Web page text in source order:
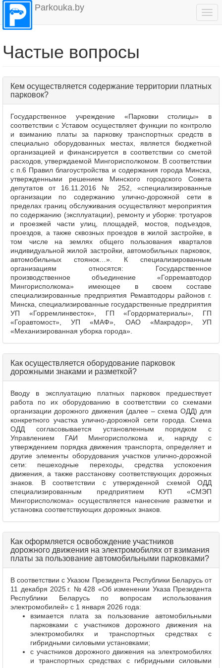
Parkouka.by
Частые вопросы
Кем осуществляется содержание территории платных
парковок?
Государственное учреждение «Парковки столицы» в
соответствии с Уставом осуществляет функции по контролю
и взиманию платы за парковку транспортных средств в
специально оборудованных местах, является бюджетной
организацией и финансируется в соответствии со сметой
расходов, утверждаемой Мингорисполкомом. В соответствии
с п.6 Правил благоустройства и содержания города Минска,
утвержденными решением Минского городского Совета
депутатов от 16.11.2016 № 252, «специализированные
организации по содержанию улично‑дорожной сети в
пределах границ обслуживания осуществляют мероприятия
по содержанию (эксплуатации), ремонту и уборке: тротуаров
и проезжей части улиц, площадей, мостов, подъездов,
проездов, а также сквозных проездов в жилой застройке, в
том числе на землях общего пользования кварталов
индивидуальной жилой застройки, автомобильных парковок,
автомобильных стоянок…». К специализированным
организациям относятся: Государственное
производственное объединение «Горремавтодор
Мингорисполкома» имеющее в своем составе
специализированные предприятия Ремавтодоры районов г.
Минска, специализированные государственные предприятия
УП «Горремлинвесток», ГП «Гордорматериалы», ГП
«Горавтомост», УП «МАФ», ОАО «Макрадор», УП
«Механизированная уборка города».
Как осуществляется оборудование парковок
дорожными знаками и разметкой?
Вводу в эксплуатацию платных парковок предшествует
работа по их оборудованию в соответствии со схемами
организации дорожного движения (далее – схема ОДД) для
конкретного участка улично‑дорожной сети города. Схема
ОДД согласовывается установленным порядком с
Управлением ГАИ Мингорисполкома и, наряду с
утверждением порядка движения транспорта, определяет и
другие элементы оборудования участков улично‑дорожной
сети: пешеходные переходы, средства успокоения
движения, а также расстановку соответствующих дорожных
знаков. В соответствии с утвержденной схемой ОДД
специализированным предприятием КУП «СМЭП
Мингорисполкома» осуществляется нанесение разметки и
установка соответствующих дорожных знаков.
Как оформляется освобождение участников
дорожного движения на электромобилях от взимания
платы за пользование автомобильными парковками?
В соответствии с Указом Президента Республики Беларусь от
11 декабря 2025 г. № 428 «Об изменении Указа Президента
Республики Беларусь по вопросам использования
электромобилей» с 1 января 2026 года:
взимается плата за пользование автомобильными
парковками с участников дорожного движения на
электромобилях и транспортных средствах с
гибридными силовыми установками;
с участников дорожного движения на электромобилях
и транспортных средствах с гибридными силовыми